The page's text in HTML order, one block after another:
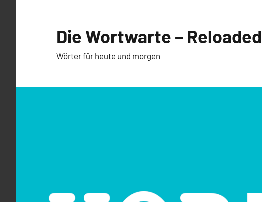
Die Wortwarte – Reloaded
Wörter für heute und morgen